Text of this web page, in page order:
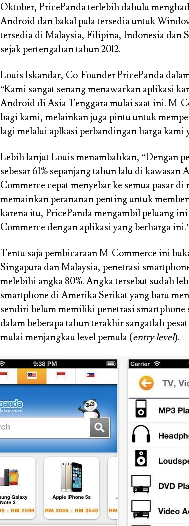
Oktober, PricePanda terlebih dahulu
Android dan bakal pula tersedia untuk
tersedia di Malaysia, Filipina, Indonesia dan
sejak pertengahan tahun 2012.
Louis Iskandar, Co-Founder PricePanda
“Kami sangat senang menawarkan aplikasi
Android di Asia Tenggara mulai saat ini. M-
bagi kami, melainkan juga pintu untuk
lagi melalui aplkasi perbandingan harga kami
Lebih lanjut Louis menambahkan, “Dengan
sebesar 61% sepanjang tahun lalu di
Commerce cepat menyebar ke semua pasar
memainkan perananan penting untuk
karena itu, PricePanda mengambil peluang
Commerce dengan aplikasi yang berharga
Tentu saja pembicaraan M-Commerce ini
Singapura dan Malaysia, penetrasi
melebihi angka 80%. Angka tersebut sudah
smartphone di Amerika Serikat yang baru
sendiri belum memiliki penetrasi smartphone
dalam beberapa tahun terakhir sangatlah
mulai menjangkau level pemula (entry level).